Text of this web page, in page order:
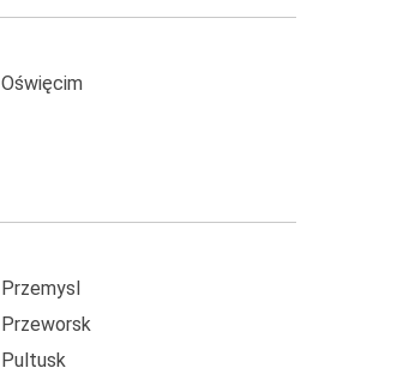
Oświęcim
Przemysl
Przeworsk
Pultusk